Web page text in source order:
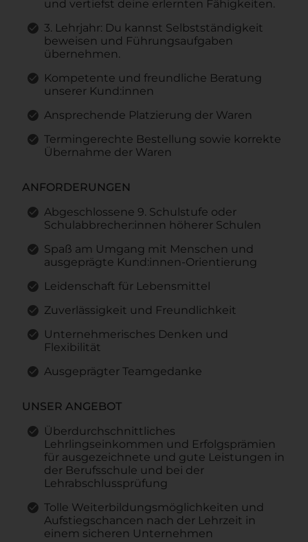
und vertiefst deine erlernten Fähigkeiten.
3. Lehrjahr: Du kannst Selbstständigkeit
beweisen und Führungsaufgaben
übernehmen.
Kompetente und freundliche Beratung
unserer Kund:innen
Ansprechende Platzierung der Waren
Termingerechte Bestellung sowie korrekte
Übernahme der Waren
ANFORDERUNGEN
Abgeschlossene 9. Schulstufe oder
Schulabbrecher:innen höherer Schulen
Spaß am Umgang mit Menschen und
ausgeprägte Kund:innen-Orientierung
Leidenschaft für Lebensmittel
Zuverlässigkeit und Freundlichkeit
Unternehmerisches Denken und
Flexibilität
Ausgeprägter Teamgedanke
UNSER ANGEBOT
Überdurchschnittliches
Lehrlingseinkommen und Erfolgsprämien
für ausgezeichnete und gute Leistungen in
der Berufsschule und bei der
Lehrabschlussprüfung
Tolle Weiterbildungsmöglichkeiten und
Aufstiegschancen nach der Lehrzeit in
einem sicheren Unternehmen